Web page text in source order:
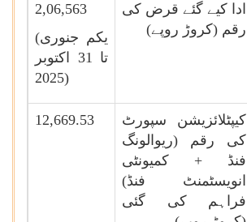
ادا کیے گئے قرض کی
رقم (کروڑ روپے)
2,06,563
(یکم جنوری
تا 31 اکتوبر
2025)
کیپٹلائزیشن سپورٹ
کی رقم (ریوالونگ
فنڈ + کمیونٹی
انویسٹمنٹ فنڈ)
فراہم کی گئی
12,669.53